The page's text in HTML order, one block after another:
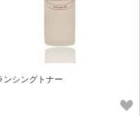
ンシングトナー